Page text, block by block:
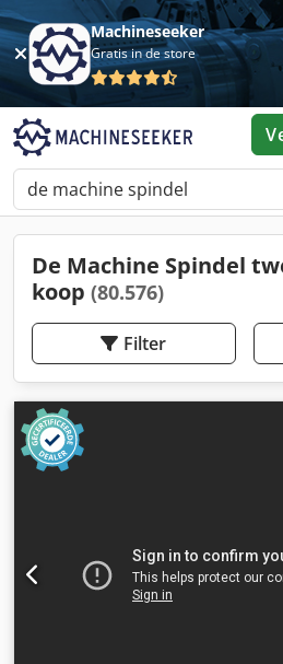
Machineseeker
Gratis in de store
De Machine Spindel
koop (80.576)
Filter